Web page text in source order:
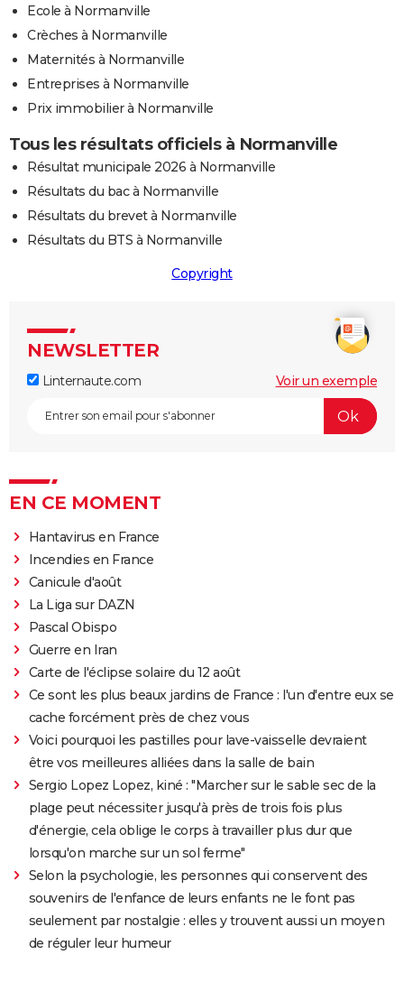
Ecole à Normanville
Crèches à Normanville
Maternités à Normanville
Entreprises à Normanville
Prix immobilier à Normanville
Tous les résultats officiels à Normanville
Résultat municipale 2026 à Normanville
Résultats du bac à Normanville
Résultats du brevet à Normanville
Résultats du BTS à Normanville
Copyright
NEWSLETTER
Linternaute.com Voir un exemple
EN CE MOMENT
Hantavirus en France
Incendies en France
Canicule d'août
La Liga sur DAZN
Pascal Obispo
Guerre en Iran
Carte de l'éclipse solaire du 12 août
Ce sont les plus beaux jardins de France : l'un d'entre eux se
cache forcément près de chez vous
Voici pourquoi les pastilles pour lave-vaisselle devraient
être vos meilleures alliées dans la salle de bain
Sergio Lopez Lopez, kiné : "Marcher sur le sable sec de la
plage peut nécessiter jusqu'à près de trois fois plus
d'énergie, cela oblige le corps à travailler plus dur que
lorsqu'on marche sur un sol ferme"
Selon la psychologie, les personnes qui conservent des
souvenirs de l'enfance de leurs enfants ne le font pas
seulement par nostalgie : elles y trouvent aussi un moyen
de réguler leur humeur